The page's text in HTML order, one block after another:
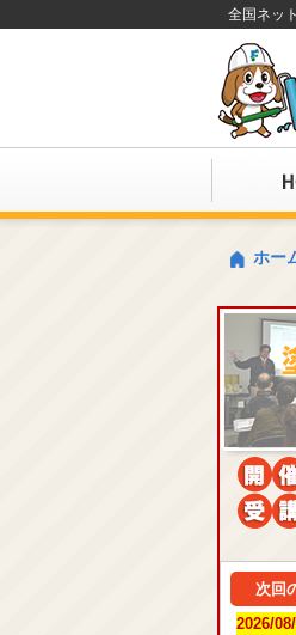
全国ネッ
ホー
次回
2026/08/